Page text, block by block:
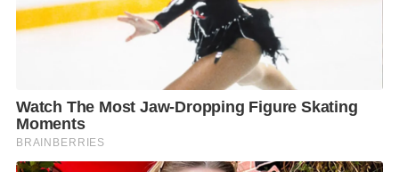
จึงให้ความสำคัญในการรักษาทรัพยากรดินและน้ำ ปราก
ฎผลงานนานาประการเป็นที่ประจักษ์ต่อสายตาชาวโลก
จนองค์การสหประชาชาติ ยกย่องให้วันที่ 5 เป็นวันดิน
โลก จึงอยากให้ประชาชนชาวไทย ร่วมน้อมรำลึกถึงพระ
มหากรุณาธิคุณ และสืบสานการรักษาทรัพยากรดิน โดย
หวังว่าการจัดงานวันดินโลก จะช่วยสร้างการรับรู้ เข้าใจ
ในการดูแลรักษาทรัพยากรดิน และนำกลับไปปฏิบัติต่อ